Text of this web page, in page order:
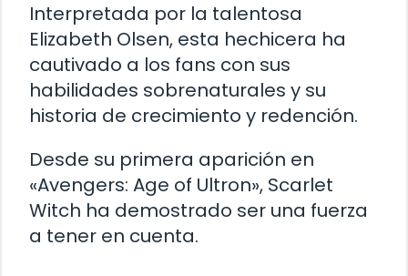
Interpretada por la talentosa
Elizabeth Olsen, esta hechicera ha
cautivado a los fans con sus
habilidades sobrenaturales y su
historia de crecimiento y redención.
Desde su primera aparición en
«Avengers: Age of Ultron», Scarlet
Witch ha demostrado ser una fuerza
a tener en cuenta.